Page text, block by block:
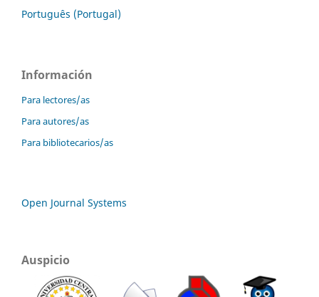
Português (Portugal)
Información
Para lectores/as
Para autores/as
Para bibliotecarios/as
Open Journal Systems
Auspicio